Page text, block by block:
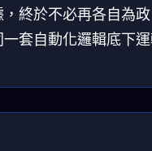
終於不必再各自為
套自動化邏輯底下